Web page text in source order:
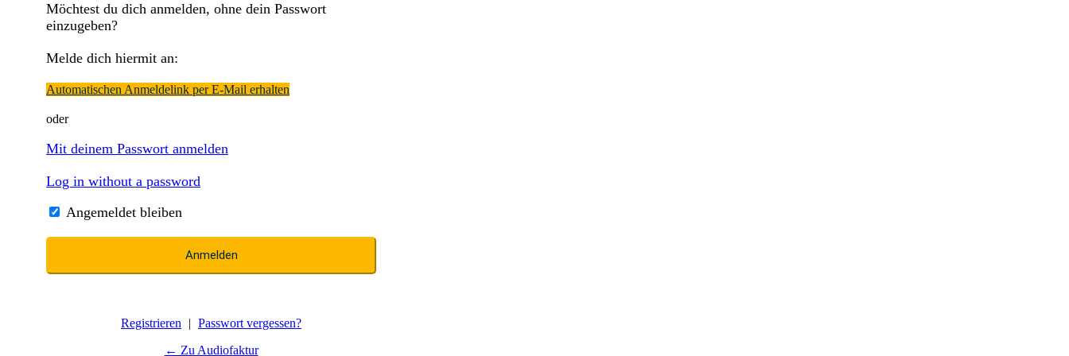
Möchtest du dich anmelden, ohne dein Passwort
einzugeben?
Melde dich hiermit an:
Automatischen Anmeldelink per E-Mail erhalten
oder
Mit deinem Passwort anmelden
Log in without a password
Angemeldet bleiben
Registrieren | Passwort vergessen?
← Zu Audiofaktur